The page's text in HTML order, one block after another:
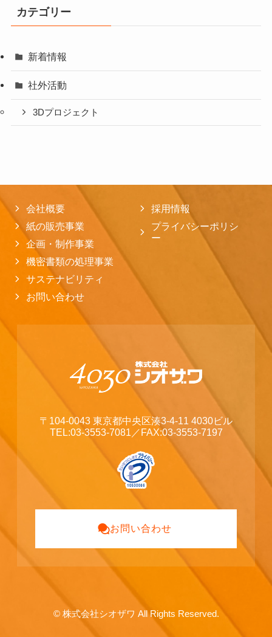
カテゴリー
新着情報
社外活動
3Dプロジェクト
会社概要
紙の販売事業
企画・制作事業
機密書類の処理事業
サステナビリティ
お問い合わせ
採用情報
プライバシーポリシ
ー
〒104-0043 東京都中央区湊3-4-11 4030ビル
TEL:03-3553-7081 ／FAX:03-3553-7197
お問い合わせ
©株式会社シオザワ All Rights Reserved.